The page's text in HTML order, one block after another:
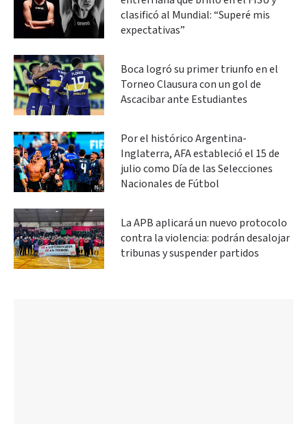
clasificó al Mundial: “Superé mis
expectativas”
Boca logró su primer triunfo en el
Torneo Clausura con un gol de
Ascacibar ante Estudiantes
Por el histórico Argentina-
Inglaterra, AFA estableció el 15 de
julio como Día de las Selecciones
Nacionales de Fútbol
La APB aplicará un nuevo protocolo
contra la violencia: podrán desalojar
tribunas y suspender partidos